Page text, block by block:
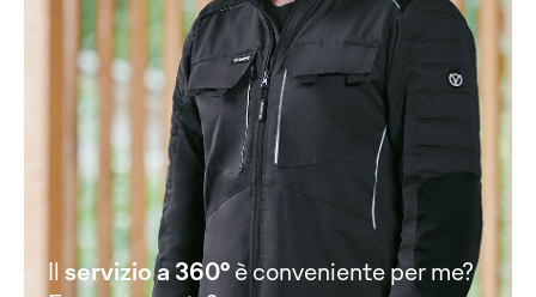
Ilservizio a 360°è conveniente per me?